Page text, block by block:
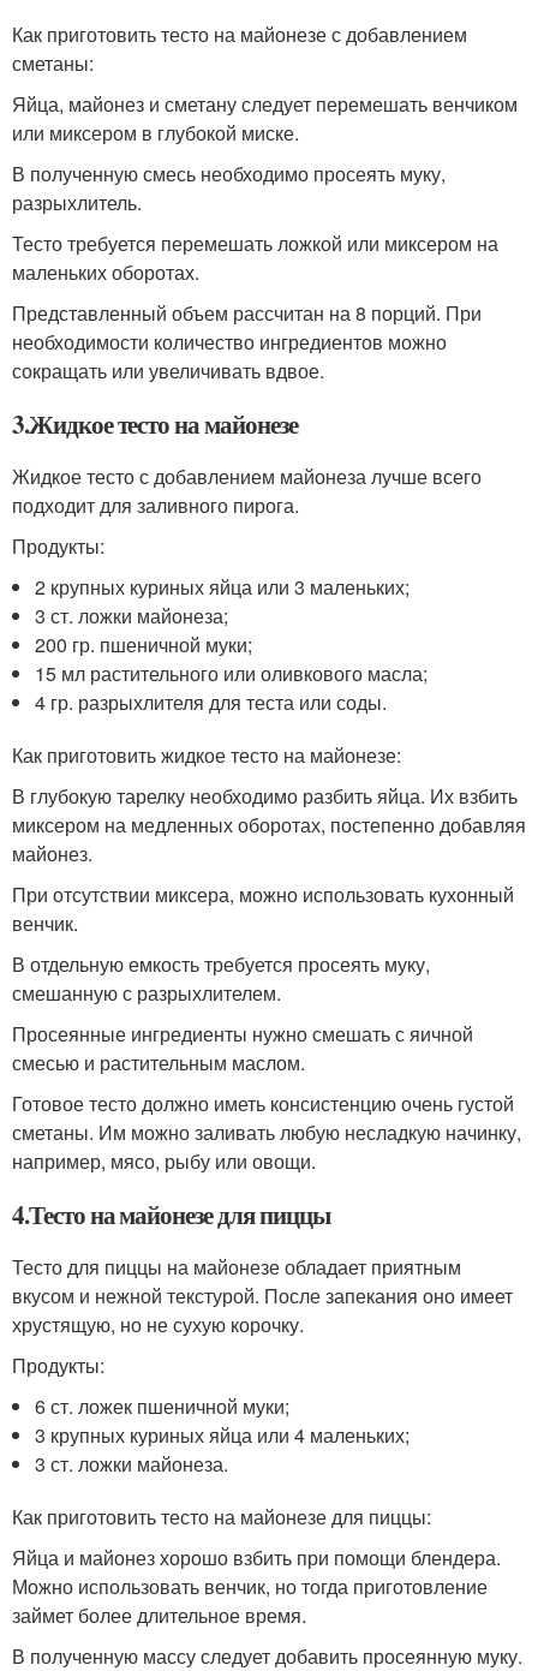
Как приготовить тесто на майонезе с добавлением
сметаны:
Яйца, майонез и сметану следует перемешать венчиком
или миксером в глубокой миске.
В полученную смесь необходимо просеять муку,
разрыхлитель.
Тесто требуется перемешать ложкой или миксером на
маленьких оборотах.
Представленный объем рассчитан на 8 порций. При
необходимости количество ингредиентов можно
сокращать или увеличивать вдвое.
3.Жидкое тесто на майонезе
Жидкое тесто с добавлением майонеза лучше всего
подходит для заливного пирога.
Продукты:
2 крупных куриных яйца или 3 маленьких;
3 ст. ложки майонеза;
200 гр. пшеничной муки;
15 мл растительного или оливкового масла;
4 гр. разрыхлителя для теста или соды.
Как приготовить жидкое тесто на майонезе:
В глубокую тарелку необходимо разбить яйца. Их взбить
миксером на медленных оборотах, постепенно добавляя
майонез.
При отсутствии миксера, можно использовать кухонный
венчик.
В отдельную емкость требуется просеять муку,
смешанную с разрыхлителем.
Просеянные ингредиенты нужно смешать с яичной
смесью и растительным маслом.
Готовое тесто должно иметь консистенцию очень густой
сметаны. Им можно заливать любую несладкую начинку,
например, мясо, рыбу или овощи.
4.Тесто на майонезе для пиццы
Тесто для пиццы на майонезе обладает приятным
вкусом и нежной текстурой. После запекания оно имеет
хрустящую, но не сухую корочку.
Продукты:
6 ст. ложек пшеничной муки;
3 крупных куриных яйца или 4 маленьких;
3 ст. ложки майонеза.
Как приготовить тесто на майонезе для пиццы:
Яйца и майонез хорошо взбить при помощи блендера.
Можно использовать венчик, но тогда приготовление
займет более длительное время.
В полученную массу следует добавить просеянную муку.